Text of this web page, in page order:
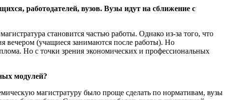
работодателей, вузов. Вузы идут на сближение с
становится частью работы. Однако из-за того, что
вечером (учащиеся занимаются после работы). Но
Но с точки зрения экономических и профессиональных
модулей?
магистратуру было проще сделать по нормативам, вузы